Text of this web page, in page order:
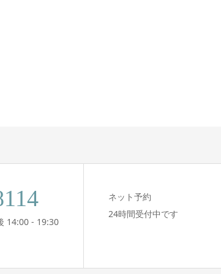
14:00 - 19:30
ネット予約
24時間受付中です